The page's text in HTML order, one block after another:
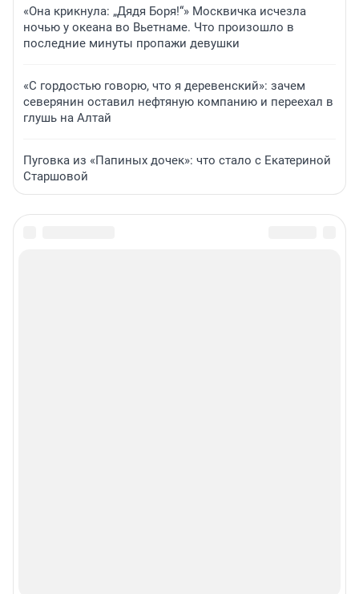
«Она крикнула: „Дядя Боря!“» Москвичка исчезла
ночью у океана во Вьетнаме. Что произошло в
последние минуты пропажи девушки
«С гордостью говорю, что я деревенский»: зачем
северянин оставил нефтяную компанию и переехал в
глушь на Алтай
Пуговка из «Папиных дочек»: что стало с Екатериной
Старшовой